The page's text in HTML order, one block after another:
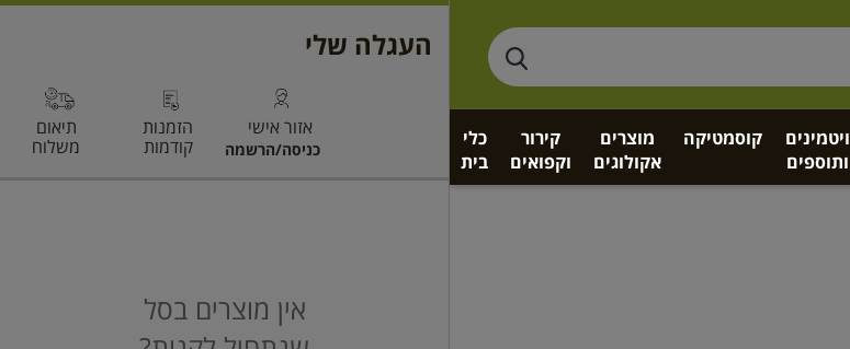
ויטמינים
ותוספים
קוסמטיקה
מוצרים
אקולוגים
קירור
וקפואים
כלי
בית